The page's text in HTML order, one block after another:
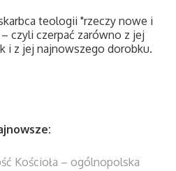
teologii "rzeczy nowe i
czyli czerpać zarówno z jej
i z jej najnowszego dorobku.
Kościoła – ogólnopolska